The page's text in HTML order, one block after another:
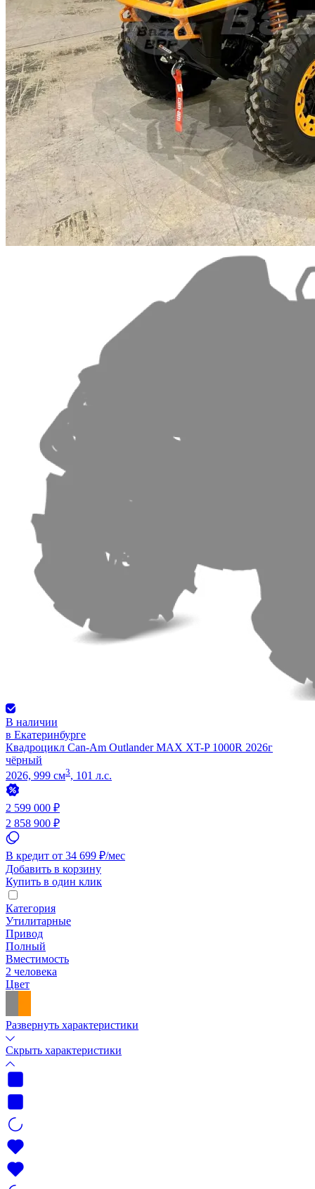
В наличии
в Екатеринбурге
Квадроцикл Can-Am Outlander MAX XT-P 1000R 2026г
чёрный
2026, 999 см3, 101 л.с.
2 599 000 ₽
2 858 900 ₽
В кредит от 34 699 ₽/мес
Добавить в корзину
Купить в один клик
Категория
Утилитарные
Привод
Полный
Вместимость
2 человека
Цвет
Развернуть характеристики
Скрыть характеристики